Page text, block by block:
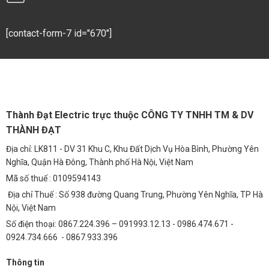
Chiếu Sáng Công Nghiệp
Hệ Thống Điện Dân Dụng
Trong các hộ gia đình, MCB này bảo vệ các mạch điện chính, đảm
bảo an toàn cho các thiết bị điện gia dụng và hệ thống điện trong
nhà. Việc lắp đặt MCB phù hợp giúp ngăn ngừa các sự cố điện có thể
gây nguy hiểm cho người sử dụng.
Bảo Vệ Máy Móc Thiết Bị
MCB 4P 32A 10kA A9F84432 bảo vệ các máy móc và thiết bị công
nghiệp khỏi hư hỏng do quá tải hoặc ngắn mạch, giúp kéo dài tuổi
thọ của thiết bị và giảm thiểu chi phí sửa chữa.
Thông Số Kỹ Thuật Quan Trọng Cần Lưu Ý
[contact-form-7 id="670"]
Thành Đạt Electric trực thuộc CÔNG TY TNHH TM & DV
THÀNH ĐẠT
Địa chỉ: LK811 - DV 31 Khu C, Khu Đất Dịch Vụ Hòa Bình, Phường Yên
Nghĩa, Quận Hà Đông, Thành phố Hà Nội, Việt Nam
Mã số thuế : 0109594143
Địa chỉ Thuế : Số 938 đường Quang Trung, Phường Yên Nghĩa, TP Hà
Nội, Việt Nam
Số điện thoại: 0867.224.396 – 091993.12.13 - 0986.474.671 -
0924.734.666 - 0867.933.396
Thông tin